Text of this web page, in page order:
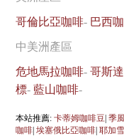
哥倫比亞咖啡- 巴西
中美洲產區
危地馬拉咖啡-哥斯
標-藍山咖啡-
本站推薦:卡蒂姆咖啡豆|季
咖啡|埃塞俄比亞咖啡|耶加